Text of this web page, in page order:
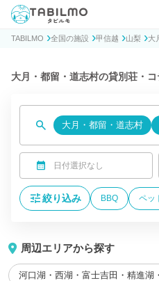
貸別荘コテージ・一棟貸し宿泊予約サ
TABILMO 全国の施設 甲信越 山梨 大
大月・都留・道志村の貸別荘・
大月・都留・道志村
日付選択なし
絞り込み BBQ ペッ
周辺エリアから探す
河口湖・西湖・富士吉田・精進湖